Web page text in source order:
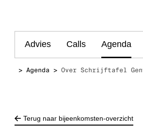
Advies Calls Agenda
Agenda Over Schrijftafel
Terug naar bijeenkomsten-overzicht